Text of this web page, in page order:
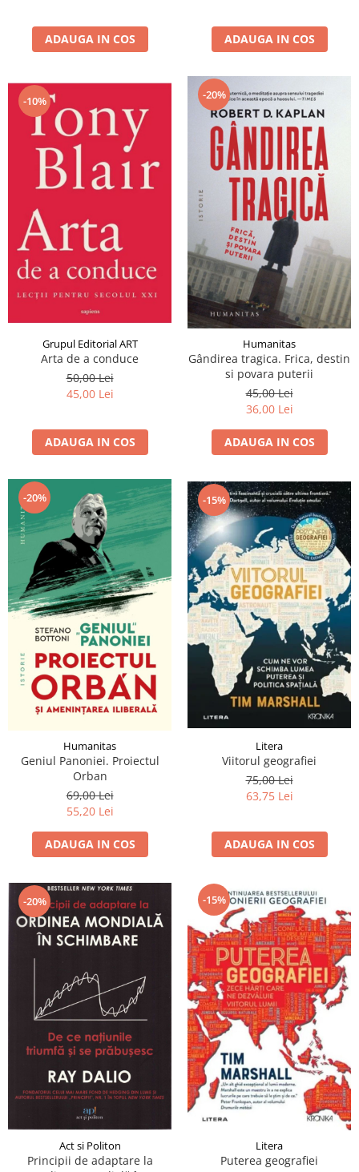
ADAUGA IN COS ADAUGA IN COS
-10%
Grupul Editorial ART
Arta de a conduce
50,00 Lei
45,00 Lei
ADAUGA IN COS
-20%
Humanitas
Gândirea tragica. Frica, destin
si povara puterii
45,00 Lei
36,00 Lei
ADAUGA IN COS
-20%
Humanitas
Geniul Panoniei. Proiectul
Orban
69,00 Lei
55,20 Lei
ADAUGA IN COS
-15%
Litera
Viitorul geografiei
75,00 Lei
63,75 Lei
ADAUGA IN COS
-20%
Act si Politon
Principii de adaptare la
-15%
Litera
Puterea geografiei